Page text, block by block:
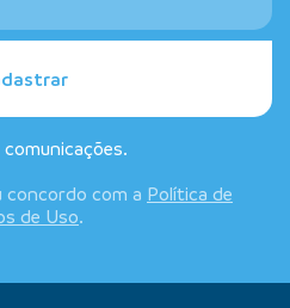
concordo com a Política de
de Uso.